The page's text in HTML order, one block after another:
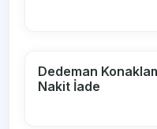
Dedeman
Nakit İade